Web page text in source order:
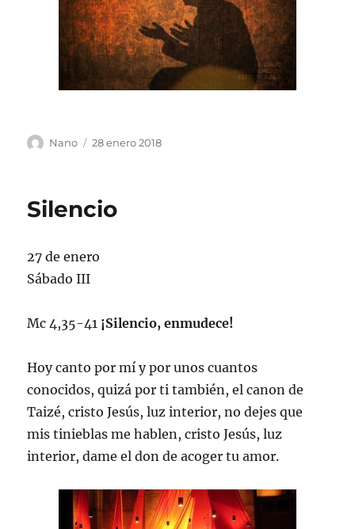
Autor
Nano
Publicado
28 enero 2018
Silencio
27 de enero
Sábado III
Mc 4,35-41 ¡Silencio, enmudece!
Hoy canto por mí y por unos cuantos
conocidos, quizá por ti también, el canon de
Taizé, cristo Jesús, luz interior, no dejes que
mis tinieblas me hablen, cristo Jesús, luz
interior, dame el don de acoger tu amor.